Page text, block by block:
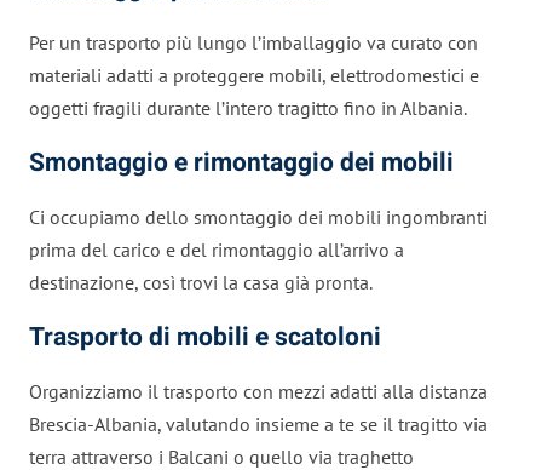
Per un trasporto più lungo l’imballaggio va curato con
materiali adatti a proteggere mobili, elettrodomestici e
oggetti fragili durante l’intero tragitto fino in Albania.
Smontaggio e rimontaggio dei mobili
Ci occupiamo dello smontaggio dei mobili ingombranti
prima del carico e del rimontaggio all’arrivo a
destinazione, così trovi la casa già pronta.
Trasporto di mobili e scatoloni
Organizziamo il trasporto con mezzi adatti alla distanza
Brescia-Albania, valutando insieme a te se il tragitto via
terra attraverso i Balcani o quello via traghetto